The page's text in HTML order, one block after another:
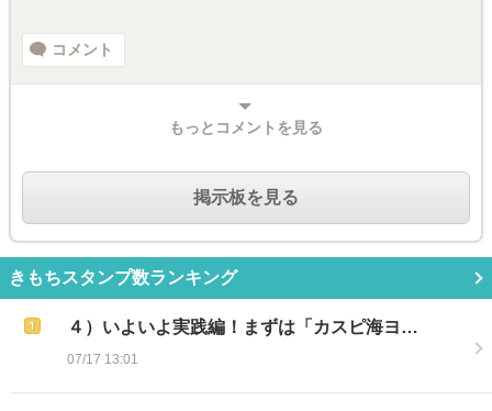
コメント
もっとコメントを見る
掲示板を見る
きもちスタンプ数ランキング
４）いよいよ実践編！まずは「カスピ海ヨ…
07/17 13:01